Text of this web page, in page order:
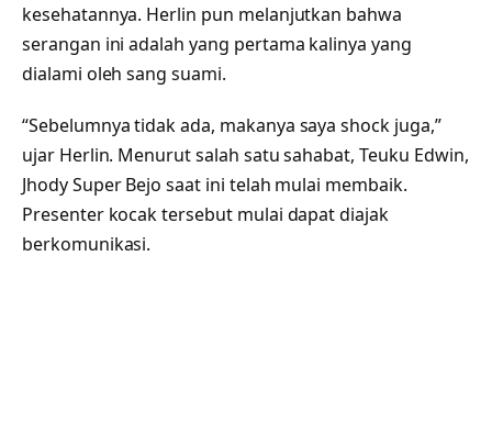
kesehatannya. Herlin pun melanjutkan bahwa
serangan ini adalah yang pertama kalinya yang
dialami oleh sang suami.
“Sebelumnya tidak ada, makanya saya shock juga,”
ujar Herlin. Menurut salah satu sahabat, Teuku Edwin,
Jhody Super Bejo saat ini telah mulai membaik.
Presenter kocak tersebut mulai dapat diajak
berkomunikasi.